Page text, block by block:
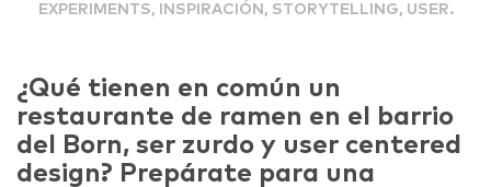
EXPERIMENTS, INSPIRACIÓN, STORYTELLING, USER.
¿Qué tienen en común un
restaurante de ramen en el barrio
del Born, ser zurdo y user centered
design? Prepárate para una
LIFE
IDEAS